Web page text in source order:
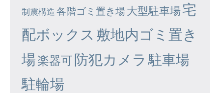
制震構造 各階ゴミ置き場大型駐車場宅
配ボックス 敷地内ゴミ置き
場楽器可防犯カメラ 駐車場
駐輪場